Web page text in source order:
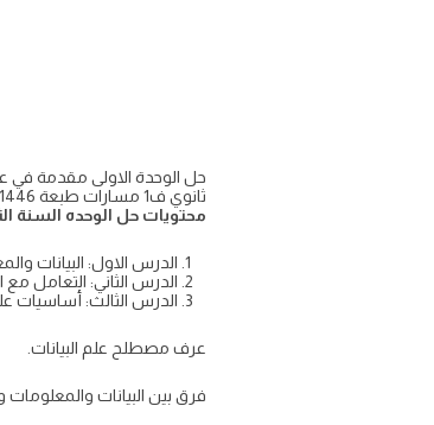
حل الوحدة الاولى مقدمة في
ثانوي ف1 مسارات طبعة 1446 عرض مباشر على موقع واجبي مع اتاحة التحميل بصيغة pdf
محتويات حل الوحده السنة
الدرس الاول: البيانات
الدرس الثاني: التعامل مع
الدرس الثالث: أساسيات
عرف مصطلح علم البيانات.
فرق بين البيانات والمعلومات